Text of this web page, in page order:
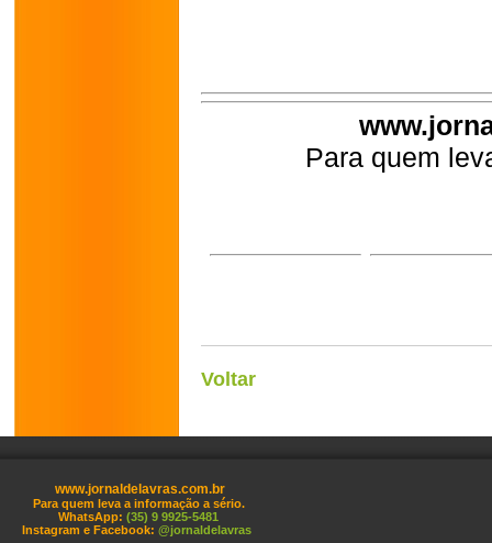
Para quem
Voltar
www.jornaldelavras.com.br
Para quem leva a informação a sério.
WhatsApp: (35) 9 9925-5481
Instagram e Facebook: @jornaldelavras